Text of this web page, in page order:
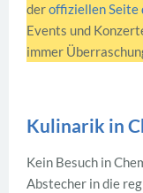
deroffiziellen Seite
Events und
immer
Kulinarik in
Kein Besuch in
Abstecher in die